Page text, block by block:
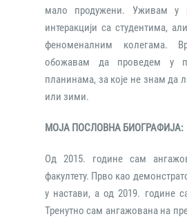
мало продужени. Уживам у
интеракцији са студентима,
феноменалним колегама.
обожавам да проведем у
планинама, за које не знам да
или зими.
МОЈА ПОСЛОВНА БИОГРАФИЈА:
Од 2015. године сам
факултету. Прво као
у настави, а од 2019. године
Тренутно сам ангажована на